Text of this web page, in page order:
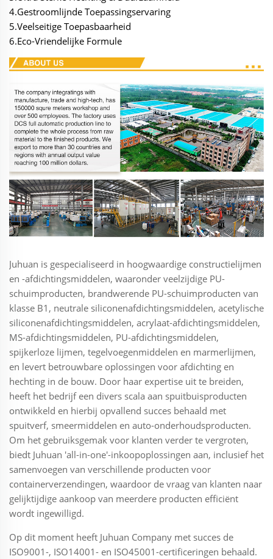
4.Gestroomlijnde Toepassingservaring
5.Veelseitige Toepasbaarheid
6.Eco-Vriendelijke Formule
Juhuan is gespecialiseerd in hoogwaardige constructielijmen
en -afdichtingsmiddelen, waaronder veelzijdige PU-
schuimproducten, brandwerende PU-schuimproducten van
klasse B1, neutrale siliconenafdichtingsmiddelen, acetylische
siliconenafdichtingsmiddelen, acrylaat-afdichtingsmiddelen,
MS-afdichtingsmiddelen, PU-afdichtingsmiddelen,
spijkerloze lijmen, tegelvoegenmiddelen en marmerlijmen,
en levert betrouwbare oplossingen voor afdichting en
hechting in de bouw. Door haar expertise uit te breiden,
heeft het bedrijf een divers scala aan spuitbuisproducten
ontwikkeld en hierbij opvallend succes behaald met
spuitverf, smeermiddelen en auto-onderhoudsproducten.
Om het gebruiksgemak voor klanten verder te vergroten,
biedt Juhuan 'all-in-one'-inkoopoplossingen aan, inclusief het
samenvoegen van verschillende producten voor
containerverzendingen, waardoor de vraag van klanten naar
gelijktijdige aankoop van meerdere producten efficiënt
wordt ingewilligd.
Op dit moment heeft Juhuan Company met succes de
ISO9001-, ISO14001- en ISO45001-certificeringen behaald.